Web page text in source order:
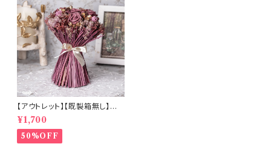
【アウトレット】【既製箱無し】ロ
ーズが主役のドライフラワーブ
ーケ (b8527)
¥1,700
50%OFF